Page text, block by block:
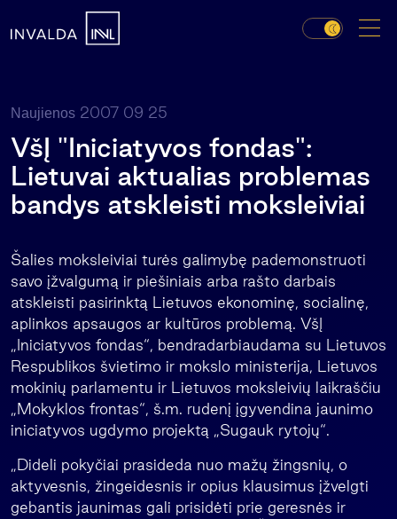
Naujienos 2007 09 25
VšĮ "Iniciatyvos fondas":
Lietuvai aktualias problemas
bandys atskleisti moksleiviai
Šalies moksleiviai turės galimybę pademonstruoti
savo įžvalgumą ir piešiniais arba rašto darbais
atskleisti pasirinktą Lietuvos ekonominę, socialinę,
aplinkos apsaugos ar kultūros problemą. VšĮ
„Iniciatyvos fondas“, bendradarbiaudama su Lietuvos
Respublikos švietimo ir mokslo ministerija, Lietuvos
mokinių parlamentu ir Lietuvos moksleivių laikraščiu
„Mokyklos frontas“, š.m. rudenį įgyvendina jaunimo
iniciatyvos ugdymo projektą „Sugauk rytojų“.
„Dideli pokyčiai prasideda nuo mažų žingsnių, o
aktyvesnis, žingeidesnis ir opius klausimus įžvelgti
gebantis jaunimas gali prisidėti prie geresnės ir